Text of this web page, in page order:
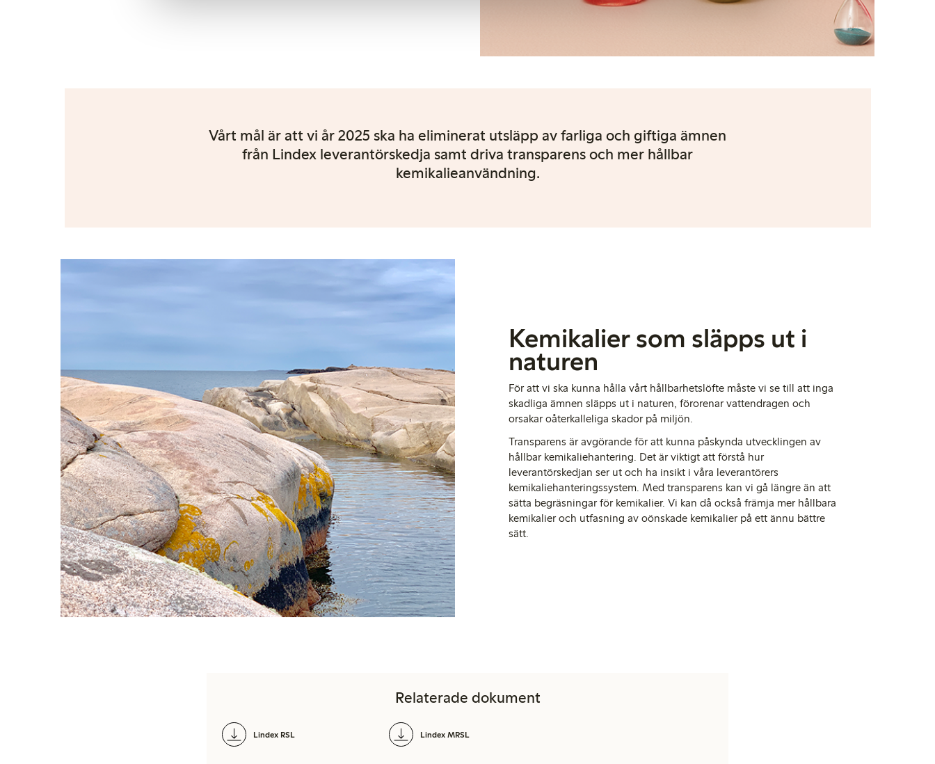
Vårt mål är att vi år 2025 ska ha eliminerat utsläpp av farliga och giftiga ämnen
från Lindex leverantörskedja samt driva transparens och mer hållbar
kemikalieanvändning.
Kemikalier som släpps ut i
naturen
För att vi ska kunna hålla vårt hållbarhetslöfte måste vi se till att inga
skadliga ämnen släpps ut i naturen, förorenar vattendragen och
orsakar oåterkalleliga skador på miljön.
Transparens är avgörande för att kunna påskynda utvecklingen av
hållbar kemikaliehantering. Det är viktigt att förstå hur
leverantörskedjan ser ut och ha insikt i våra leverantörers
kemikaliehanteringssystem. Med transparens kan vi gå längre än att
sätta begräsningar för kemikalier. Vi kan då också främja mer hållbara
kemikalier och utfasning av oönskade kemikalier på ett ännu bättre
sätt.
Relaterade dokument
Lindex RSL Lindex MRSL